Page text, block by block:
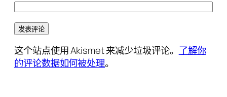
这个站点使用 Akismet 来减少垃圾评论。 了解你
的评论数据如何被处理。